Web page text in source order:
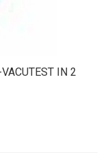
IN 2